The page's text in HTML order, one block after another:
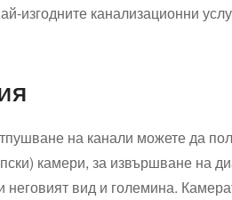
изгодните канализационни
на канали можете да
камери, за извършване на
неговият вид и големина.